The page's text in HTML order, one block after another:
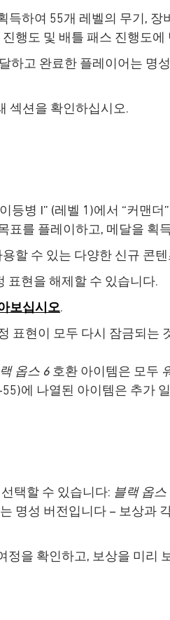
득하여 55개 레벨의 무기,
행도 및 배틀 패스 진행도에
하고 완료한 플레이어는 명
섹션을 확인하십시오.
병 I” (레벨 1)에서 “커맨
표를 플레이하고, 메달을 획
할 수 있는 다양한 신규 콘
표현을 해제할 수 있습니다.
보십시오.
표현이 모두 다시 잠금되는
옵스 6 호환 아이템은 모두
에 나열된 아이템은 추가
택할 수 있습니다: 블랙 옵스
명성 버전입니다 – 보상과
을 확인하고, 보상을 미리